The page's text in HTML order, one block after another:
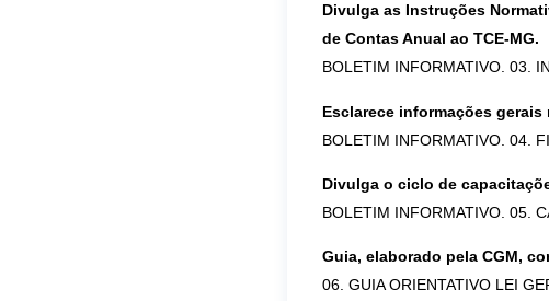
Divulga as Instruções
de Contas Anual ao TCE-MG.
BOLETIM INFORMATIVO. 03.
Esclarece informações
BOLETIM INFORMATIVO. 04.
Divulga o ciclo de
BOLETIM INFORMATIVO. 05.
Guia, elaborado pela CGM,
06. GUIA ORIENTATIVO LEI